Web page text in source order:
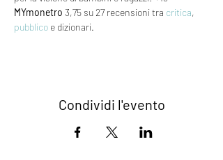
MYmonetro 3,75 su 27 recensioni tra critica,
pubblico e dizionari.
Condividi l'evento